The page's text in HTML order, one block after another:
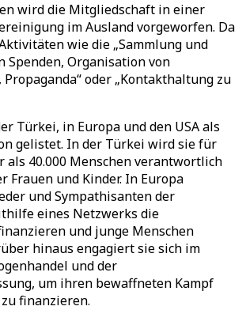
wird die Mitgliedschaft in einer
im Ausland vorgeworfen. Da
wie die „Sammlung und
Spenden, Organisation von
oder „Kontakthaltung zu
Türkei, in Europa und den USA als
gelistet. In der Türkei wird sie für
als 40.000 Menschen verantwortlich
Frauen und Kinder. In Europa
und Sympathisanten der
eines Netzwerks die
und junge Menschen
hinaus engagiert sie sich im
und der
um ihren bewaffneten Kampf
finanzieren.